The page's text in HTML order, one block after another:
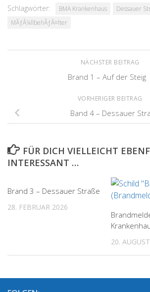
Schlagwörter: BMA Krankenhaus
Dessauer
MÃƒÂ¼llbehÃƒÂ¤lter
NÄCHSTER BEITRAG
Brand 1 – Auf der Steig
VORHERIGER BEITRAG
Band 4 – Dessauer
FÜR DICH VIELLEICHT
INTERESSANT …
Brand 3 – Dessauer Straße
28. FEBRUAR 2026
20.